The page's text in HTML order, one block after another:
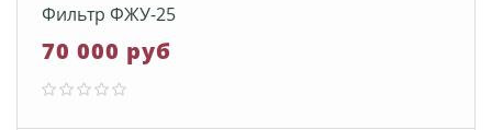
Фильтр ФЖУ-25
70 000 руб